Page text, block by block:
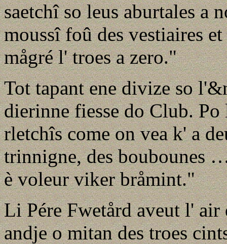
saetchî so leus aburtales a
moussî foû des vestiaires
mågré l' troes a zero."
Tot tapant ene divize so
dierinne fiesse do Club.
rletchîs come on vea k' a
trinnigne, des boubounes
è voleur viker bråmint."
Li Pére Fwetård aveut l'
andje o mitan des troes